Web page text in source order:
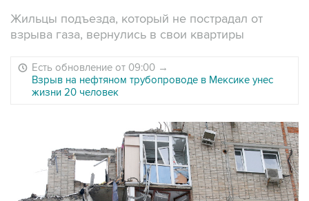
Жильцы подъезда, который не пострадал от
взрыва газа, вернулись в свои квартиры
Есть обновление от 09:00 →
Взрыв на нефтяном трубопроводе в Мексике унес
жизни 20 человек